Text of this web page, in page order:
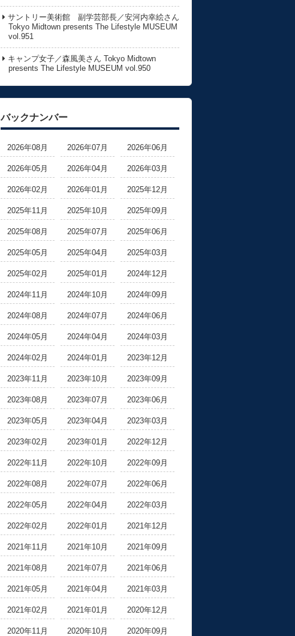
サントリー美術館 副学芸部長／安河内幸絵さん
Tokyo Midtown presents The Lifestyle MUSEUM
vol.951
キャンプ女子／森風美さん Tokyo Midtown
presents The Lifestyle MUSEUM vol.950
バックナンバー
2026年08月 2026年07月 2026年06月
2026年05月 2026年04月 2026年03月
2026年02月 2026年01月 2025年12月
2025年11月 2025年10月 2025年09月
2025年08月 2025年07月 2025年06月
2025年05月 2025年04月 2025年03月
2025年02月 2025年01月 2024年12月
2024年11月 2024年10月 2024年09月
2024年08月 2024年07月 2024年06月
2024年05月 2024年04月 2024年03月
2024年02月 2024年01月 2023年12月
2023年11月 2023年10月 2023年09月
2023年08月 2023年07月 2023年06月
2023年05月 2023年04月 2023年03月
2023年02月 2023年01月 2022年12月
2022年11月 2022年10月 2022年09月
2022年08月 2022年07月 2022年06月
2022年05月 2022年04月 2022年03月
2022年02月 2022年01月 2021年12月
2021年11月 2021年10月 2021年09月
2021年08月 2021年07月 2021年06月
2021年05月 2021年04月 2021年03月
2021年02月 2021年01月 2020年12月
2020年11月 2020年10月 2020年09月